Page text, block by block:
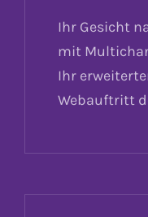
Ihr Gesicht
mit
Ihr
Webauftritt